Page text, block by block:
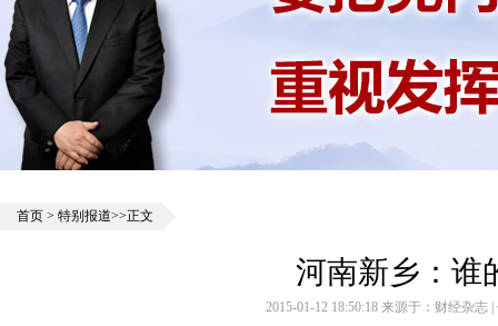
首页 > 特别报道>>正文
河南新乡：谁
2015-01-12 18:50:18 来源于：财经杂志